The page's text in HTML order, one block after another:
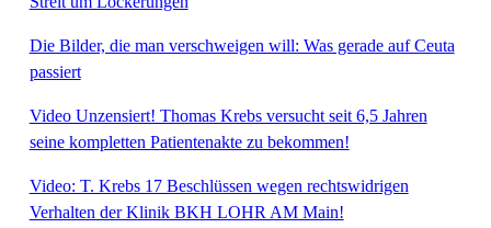
Die Bilder, die man verschweigen will: Was gerade auf Ceuta
passiert
Video Unzensiert! Thomas Krebs versucht seit 6,5 Jahren
seine kompletten Patientenakte zu bekommen!
Video: T. Krebs 17 Beschlüssen wegen rechtswidrigen
Verhalten der Klinik BKH LOHR AM Main!